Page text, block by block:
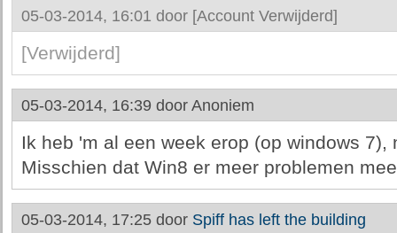
05-03-2014, 16:01 door [Account Verwijderd]
[Verwijderd]
05-03-2014, 16:39 door Anoniem
Ik heb 'm al een week erop (op windows
Misschien dat Win8 er meer problemen
05-03-2014, 17:25 door Spiff has left the building